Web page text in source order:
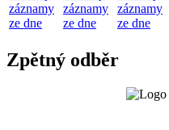
záznamy
ze dne
záznamy
ze dne
záznamy
ze dne
Zpětný odběr